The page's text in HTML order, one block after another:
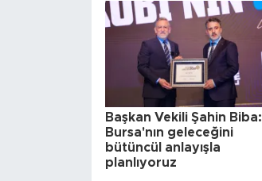
Başkan Vekili Şahin Biba:
Bursa'nın geleceğini
bütüncül anlayışla
planlıyoruz